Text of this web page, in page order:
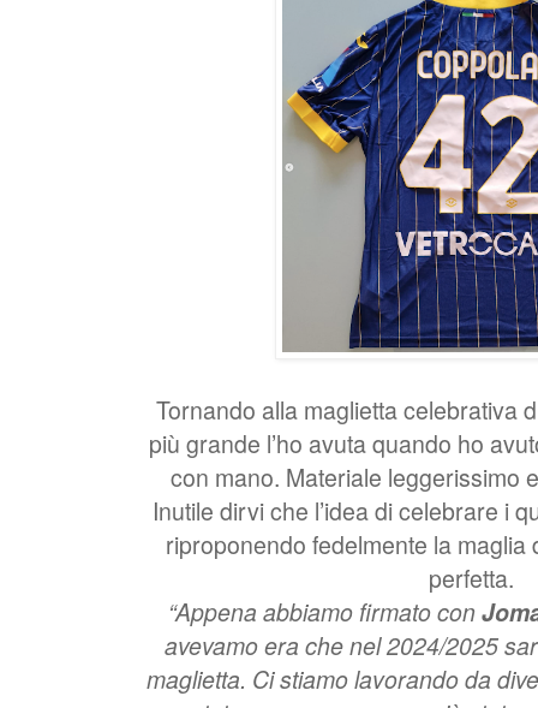
Tornando alla maglietta celebrativa
più grande l’ho avuta quando ho
con mano. Materiale leggerissimo
Inutile dirvi che l’idea di celebrare i
riproponendo fedelmente la maglia
perfetta.
“Appena abbiamo firmato con
avevamo era che nel 2024/2025
maglietta. Ci stiamo lavorando da